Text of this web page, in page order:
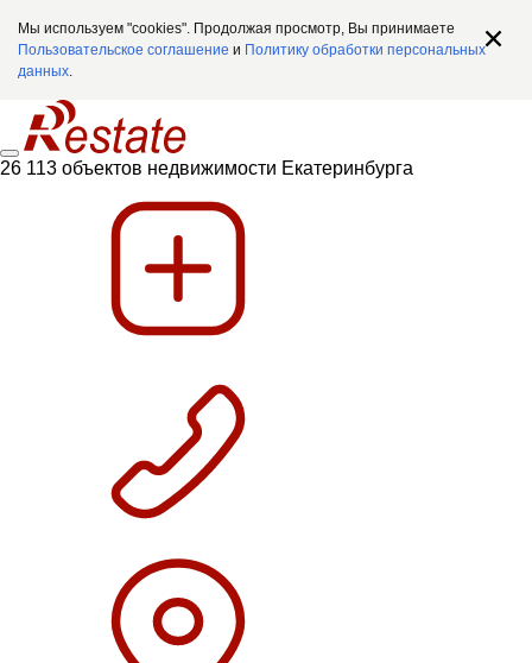
Мы используем "cookies". Продолжая просмотр, Вы принимаете
Пользовательское соглашение и Политику обработки персональных
данных.
26 113 объектов недвижимости Екатеринбурга